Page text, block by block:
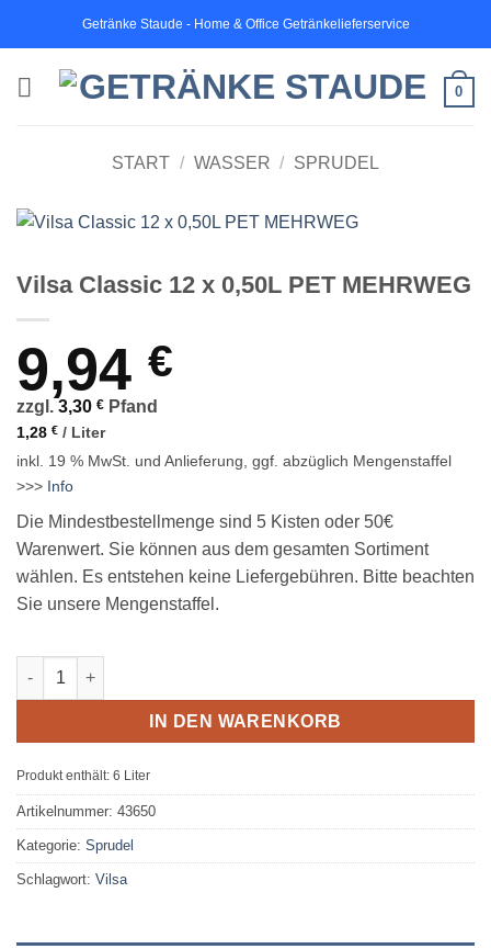
springen
Getränke Staude - Home & Office Getränkelieferservice
0
START / WASSER / SPRUDEL
Vilsa Classic 12 x 0,50L PET MEHRWEG
9,94 €
zzgl. 3,30 € Pfand
1,28 € / Liter
inkl. 19 % MwSt. und Anlieferung, ggf. abzüglich Mengenstaffel
>>> Info
Die Mindestbestellmenge sind 5 Kisten oder 50€
Warenwert. Sie können aus dem gesamten Sortiment
wählen. Es entstehen keine Liefergebühren. Bitte beachten
Sie unsere Mengenstaffel.
IN DEN WARENKORB
Produkt enthält: 6 Liter
Artikelnummer: 43650
Kategorie: Sprudel
Schlagwort: Vilsa